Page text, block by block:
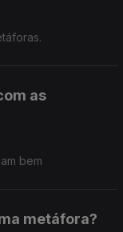
as
bem
metáfora?